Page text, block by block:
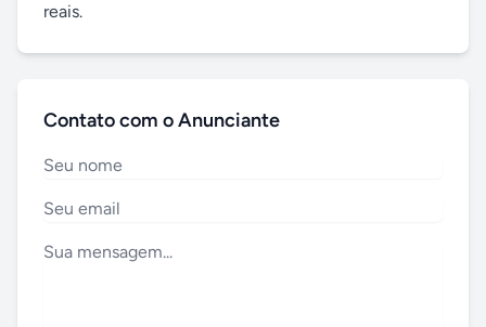
reais.
Contato com o Anunciante